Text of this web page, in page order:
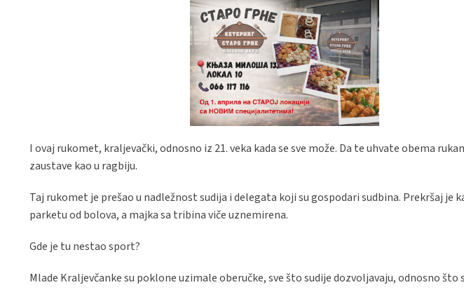
I ovaj rukomet, kraljevački, odnosno iz 21. veka kada se sve može. Da te uhvate obema
zaustave kao u ragbiju.
Taj rukomet je prešao u nadležnost sudija i delegata koji su gospodari sudbina. Prekršaj je
parketu od bolova, a majka sa tribina viče uznemirena.
Gde je tu nestao sport?
Mlade Kraljevčanke su poklone uzimale oberučke, sve što sudije dozvoljavaju, odnosno što